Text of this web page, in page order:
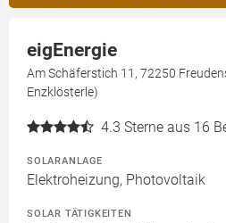
eigEnergie
Am Schäferstich 11, 72250
Enzklösterle)
4.3 Sterne aus 16
SOLARANLAGE
Elektroheizung, Photovoltaik
SOLAR TÄTIGKEITEN